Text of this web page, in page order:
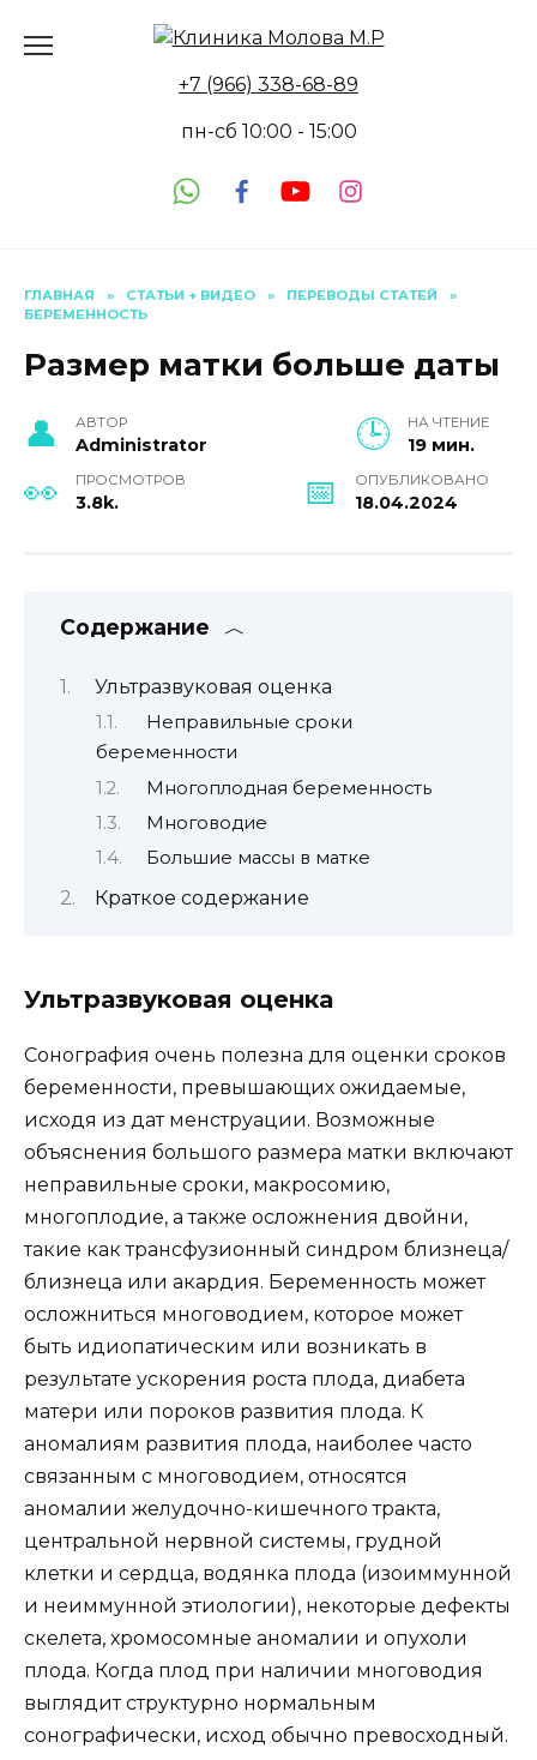
+7 (966) 338-68-89
пн-сб 10:00 - 15:00
ГЛАВНАЯ » СТАТЬИ + ВИДЕО » ПЕРЕВОДЫ СТАТЕЙ
»
БЕРЕМЕННОСТЬ
Размер матки больше даты
АВТОР
Administrator
НА ЧТЕНИЕ
19 мин.
ПРОСМОТРОВ
3.8k.
ОПУБЛИКОВАНО
18.04.2024
Содержание
Ультразвуковая оценка
Неправильные сроки
беременности
Многоплодная беременность
Многоводие
Большие массы в матке
Краткое содержание
Ультразвуковая оценка
Сонография очень полезна для оценки сроков
беременности, превышающих ожидаемые,
исходя из дат менструации. Возможные
объяснения большого размера матки включают
неправильные сроки, макросомию,
многоплодие, а также осложнения двойни,
такие как трансфузионный синдром близнеца/
близнеца или акардия. Беременность может
осложниться многоводием, которое может
быть идиопатическим или возникать в
результате ускорения роста плода, диабета
матери или пороков развития плода. К
аномалиям развития плода, наиболее часто
связанным с многоводием, относятся
аномалии желудочно-кишечного тракта,
центральной нервной системы, грудной
клетки и сердца, водянка плода (изоиммунной
и неиммунной этиологии), некоторые дефекты
скелета, хромосомные аномалии и опухоли
плода. Когда плод при наличии многоводия
выглядит структурно нормальным
сонографически, исход обычно превосходный.